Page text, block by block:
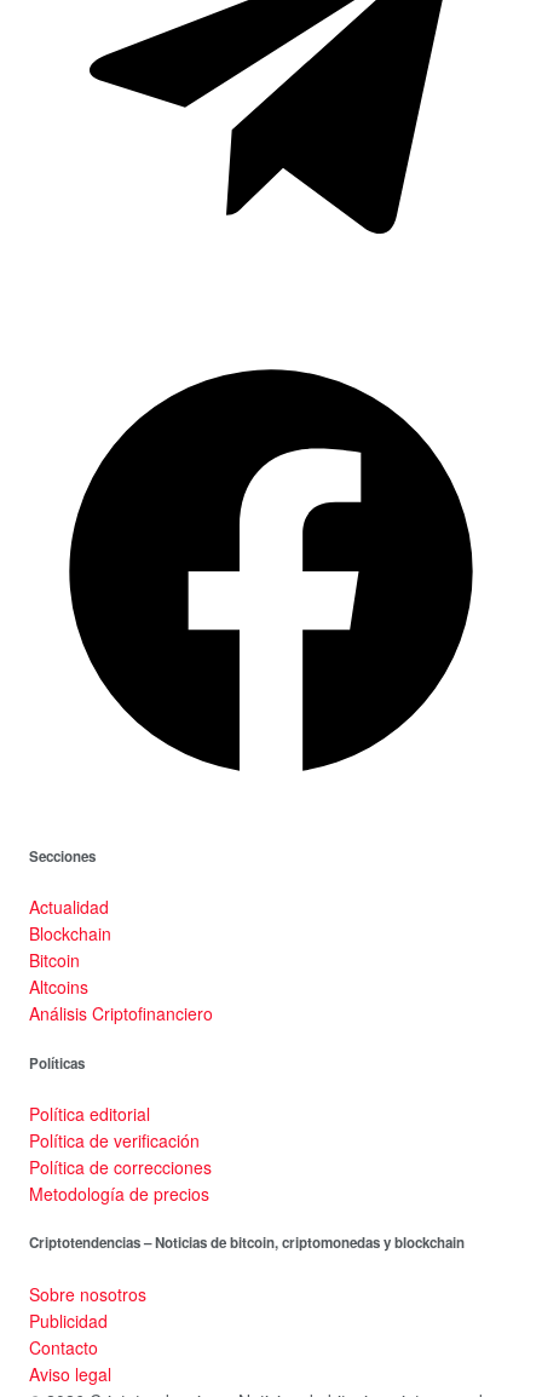
Secciones
Actualidad
Blockchain
Bitcoin
Altcoins
Análisis Criptofinanciero
Políticas
Política editorial
Política de verificación
Política de correcciones
Metodología de precios
Criptotendencias – Noticias de bitcoin, criptomonedas y blockchain
Sobre nosotros
Publicidad
Contacto
Aviso legal